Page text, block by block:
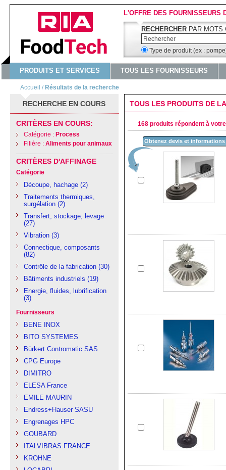
L'OFFRE DES FOURNISSEURS
RECHERCHER PAR MOTS
Type de produit (ex :
PRODUITS ET SERVICES TOUS LES FOURNISSEURS
Accueil / Résultats de la recherche
TOUS LES PRODUITS DE
168 produits répondent à
Obtenez devis et informations
RECHERCHE EN COURS
CRITÈRES EN COURS:
Catégorie : Process
Filière : Aliments pour animaux
CRITÈRES D'AFFINAGE
Catégorie
Découpe, hachage (2)
Traitements thermiques,
surgélation (2)
Transfert, stockage, levage
(27)
Vibration (3)
Connectique, composants
(82)
Contrôle de la fabrication (30)
Bâtiments industriels (19)
Energie, fluides, lubrification
(3)
Fournisseurs
BENE INOX
BITO SYSTEMES
Bürkert Contromatic SAS
CPG Europe
DIMITRO
ELESA France
EMILE MAURIN
Endress+Hauser SASU
Engrenages HPC
GOUBARD
ITALVIBRAS FRANCE
KROHNE